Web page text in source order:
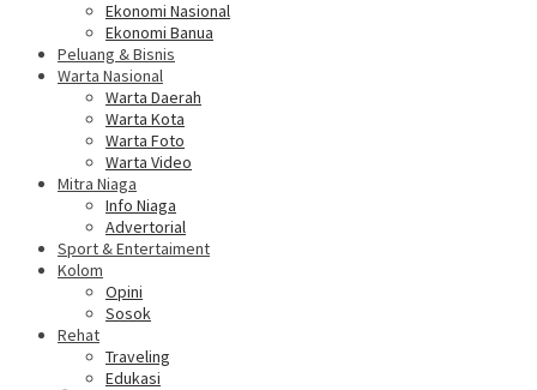
Ekonomi Nasional
Ekonomi Banua
Peluang & Bisnis
Warta Nasional
Warta Daerah
Warta Kota
Warta Foto
Warta Video
Mitra Niaga
Info Niaga
Advertorial
Sport & Entertaiment
Kolom
Opini
Sosok
Rehat
Traveling
Edukasi